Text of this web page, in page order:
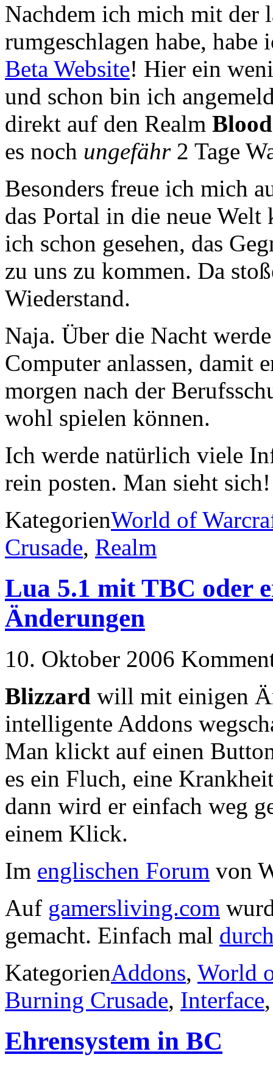
Nachdem ich mich mit der
rumgeschlagen habe,
Beta Website! Hier ein
und schon bin ich
direkt auf den Realm
es noch ungefähr2 Tage
Besonders freue ich mich
das Portal in die neue Welt
ich schon gesehen, das
zu uns zu kommen. Da
Wiederstand.
Naja. Über die Nacht
Computer anlassen, damit
morgen nach der
wohl spielen können.
Ich werde natürlich viele
rein posten. Man sieht sich!
KategorienWorld of
Crusade, Realm
Lua 5.1 mit TBC oder
Änderungen
10. Oktober 2006
Blizzard will mit einigen
intelligente Addons
Man klickt auf einen
es ein Fluch, eine
dann wird er einfach weg
einem Klick.
Im englischen Forum von
Auf gamersliving.com
gemacht. Einfach mal
KategorienAddons, World
Burning Crusade, Interface
Ehrensystem in BC